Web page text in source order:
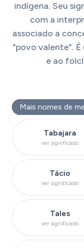
indígena. Seu
com a
associado a
"povo valente".
e ao
Mais nomes de
Ver
Tabajara
ver significado
Ver
Tácio
ver significado
Ver
Tales
ver significado